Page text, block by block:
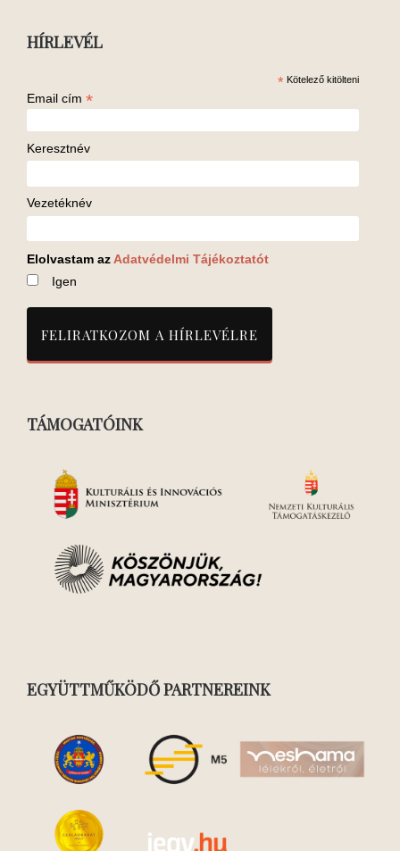
HÍRLEVÉL
* Kötelező kitölteni
Email cím *
Keresztnév
Vezetéknév
Elolvastam az Adatvédelmi Tájékoztatót
Igen
TÁMOGATÓINK
EGYÜTTMŰKÖDŐ PARTNEREINK